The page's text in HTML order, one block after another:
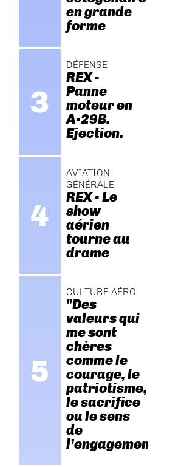
en grande
forme
DÉFENSE
REX -
Panne
moteur en
A-29B.
Ejection.
AVIATION
GÉNÉRALE
REX - Le
show
aérien
tourne au
drame
CULTURE AÉRO
"Des
valeurs qui
me sont
chères
comme le
courage, le
patriotisme,
le sacrifice
ou le sens
de
l’engagement."